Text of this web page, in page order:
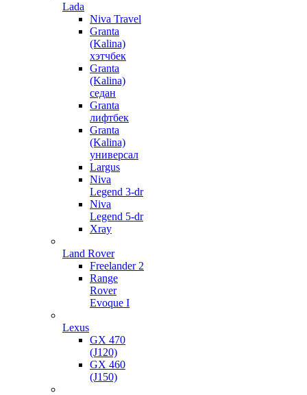
Lada
Niva Travel
Granta
(Kalina)
хэтчбек
Granta
(Kalina)
седан
Granta
лифтбек
Granta
(Kalina)
универсал
Largus
Niva
Legend 3-dr
Niva
Legend 5-dr
Xray
Land Rover
Freelander 2
Range
Rover
Evoque I
Lexus
GX 470
(J120)
GX 460
(J150)